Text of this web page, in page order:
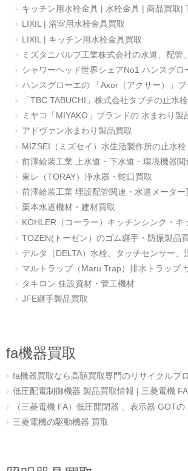
キッチン用水栓金具 | 水栓金具 | 商品買取|
LIXIL | 浴室用水栓金具買取
LIXIL | キッチン用水栓金具買取
ミズタニバルブ工業株式会社の水道、配管
シャワーヘッド世界シェアNo1 ハンスグ
ハンスグローエの 「Axor（アクサー）」
「TBC TABUCHI」株式会社タブチの止水
ミヤコ「MIYAKO」ブランドの 水まわり製
アドヴァン水まわり製品買取
MIZSEI（ミズセイ）水生活製作所の止水栓
前澤給装工業 上水道・下水道・環境機器関
東レ（TORAY）浄水器・蛇口買取
前澤給装工業 埋設配管関連・水道メーター
栗本水道機材・建材買取
KOHLER（コーラー）キッチンシンク・キ
TOZEN(トーゼン）のゴム継手・防振製品
デルタ（DELTA）水栓、タッチセンサー、
マルトラップ（Maru Trap）排水トラップ.
タキロン 住設資材・管工機材
JFE継手製品買取
fa機器買取
fa機器買取なら高額買取専門のリサイクルプ
低圧配電制御機器 製品買取情報 | 三菱電機 FA
（三菱電機 FA）低圧開閉器 、表示器 GOTの
三菱電機の駆動機器 買取